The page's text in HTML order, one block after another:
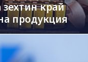
зехтин край
продукция